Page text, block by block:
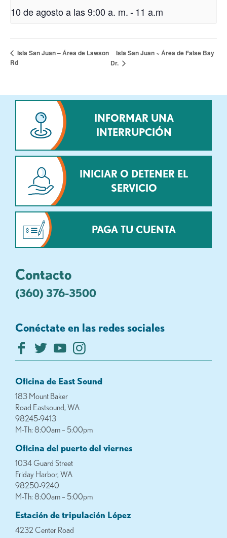
10 de agosto a las 9:00 a. m.-11 a.m
Isla San Juan – Área de Lawson
Rd
Isla San Juan ~ Área de False Bay
Dr.
INFORMAR UNA
INTERRUPCIÓN
INICIAR O DETENER EL
SERVICIO
PAGA TU CUENTA
Contacto
(360) 376-3500
Conéctate en las redes sociales
Oficina de East Sound
183 Mount Baker
Road Eastsound, WA
98245-9413
M-Th: 8:00am – 5:00pm
Oficina del puerto del viernes
1034 Guard Street
Friday Harbor, WA
98250-9240
M-Th: 8:00am – 5:00pm
Estación de tripulación López
4232 Center Road